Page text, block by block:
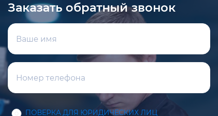
Заказать обратный звонок
ПОВЕРКА ДЛЯ ЮРИДИЧЕСКИХ ЛИЦ